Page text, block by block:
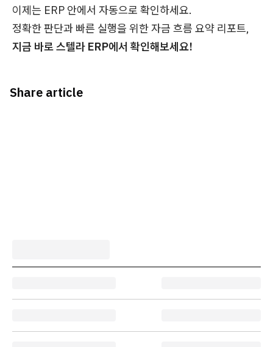
이제는 ERP 안에서 자동으로 확인하세요.
정확한 판단과 빠른 실행을 위한 자금 흐름 요약 리포트,
지금 바로 스텔라 ERP에서 확인해보세요!
Share article